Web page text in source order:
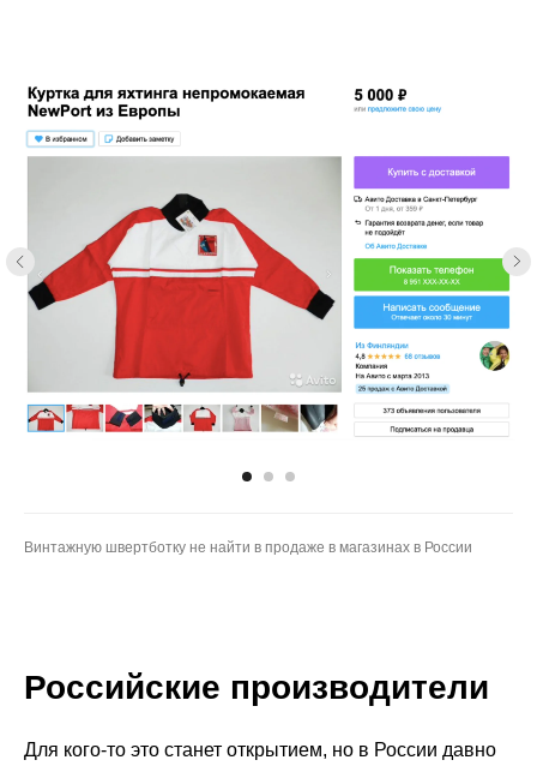
Винтажную швертботку не найти в продаже в магазинах в России
Российские производители
Для кого-то это станет открытием, но в России давно